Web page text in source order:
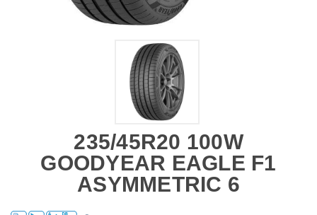
235/45R20 100W
GOODYEAR EAGLE F1
ASYMMETRIC 6